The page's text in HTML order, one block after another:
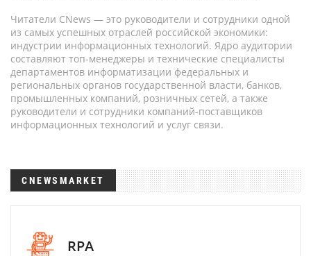
Читатели CNews — это руководители и сотрудники одной
из самых успешных отраслей российской экономики:
индустрии информационных технологий. Ядро аудитории
составляют топ-менеджеры и технические специалисты
департаментов информатизации федеральных и
региональных органов государственной власти, банков,
промышленных компаний, розничных сетей, а также
руководители и сотрудники компаний-поставщиков
информационных технологий и услуг связи.
CNEWSMARKET
RPA